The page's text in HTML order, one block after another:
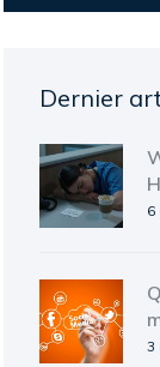
Dernier
6
3